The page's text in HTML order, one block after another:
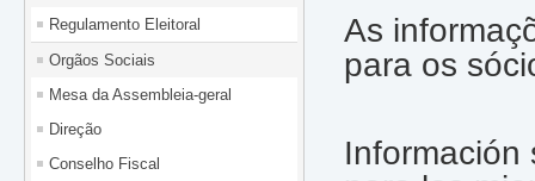
Regulamento Eleitoral
Orgãos Sociais
Mesa da Assembleia-geral
Direção
Conselho Fiscal
As
para os
Información